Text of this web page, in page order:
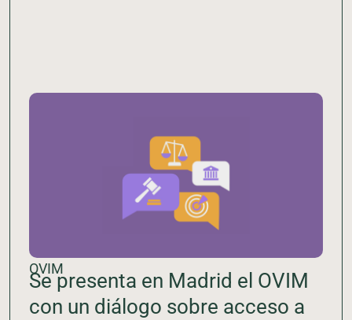
OVIM
Se presenta en Madrid el OVIM
con un diálogo sobre acceso a